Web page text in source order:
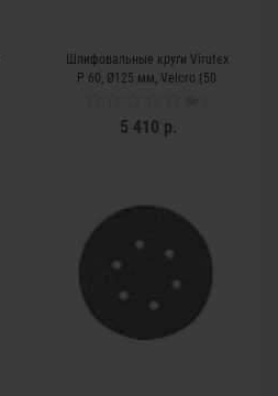
Шлифовальные круги Virutex
P 60, Ø125 мм, Velcro (50
5 410 р.